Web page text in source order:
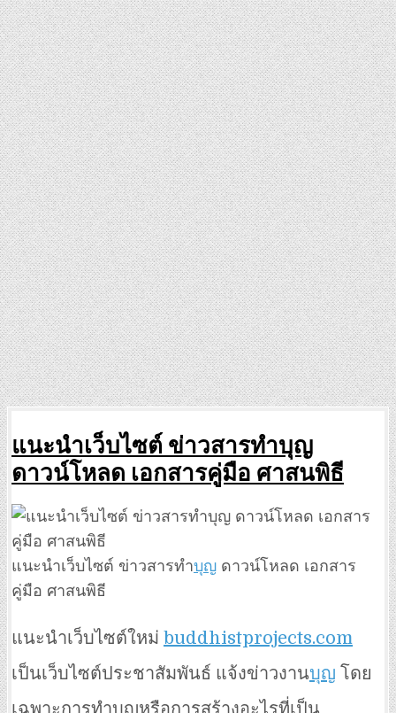
แนะนำเว็บไซต์ ข่าวสารทำบุญ
ดาวน์โหลด เอกสารคู่มือ ศาสนพิธี
แนะนำเว็บไซต์ ข่าวสารทำบุญ ดาวน์โหลด เอกสาร
คู่มือ ศาสนพิธี
แนะนำเว็บไซต์ใหม่ buddhistprojects.com
เป็นเว็บไซต์ประชาสัมพันธ์ แจ้งข่าวงานบุญ โดย